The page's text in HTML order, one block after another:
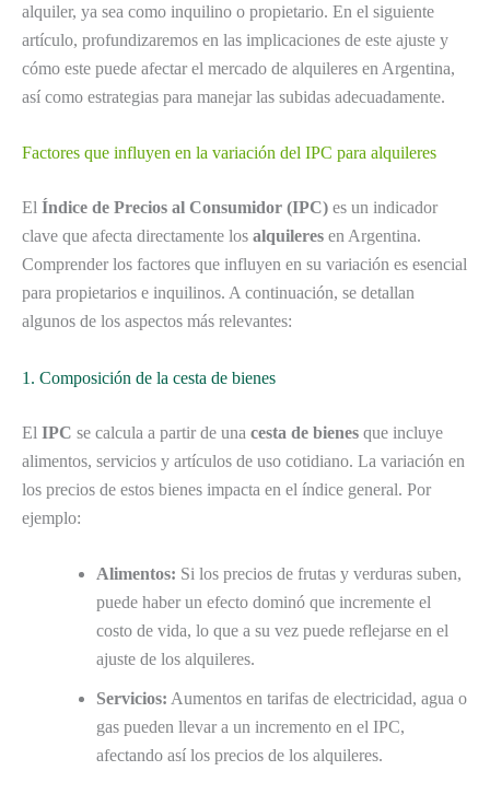
alquiler, ya sea como inquilino o propietario. En el siguiente
artículo, profundizaremos en las implicaciones de este ajuste y
cómo este puede afectar el mercado de alquileres en Argentina,
así como estrategias para manejar las subidas adecuadamente.
Factores que influyen en la variación del IPC para alquileres
El Índice de Precios al Consumidor (IPC) es un indicador
clave que afecta directamente los alquileres en Argentina.
Comprender los factores que influyen en su variación es esencial
para propietarios e inquilinos. A continuación, se detallan
algunos de los aspectos más relevantes:
1. Composición de la cesta de bienes
El IPC se calcula a partir de una cesta de bienes que incluye
alimentos, servicios y artículos de uso cotidiano. La variación en
los precios de estos bienes impacta en el índice general. Por
ejemplo:
Alimentos: Si los precios de frutas y verduras suben,
puede haber un efecto dominó que incremente el
costo de vida, lo que a su vez puede reflejarse en el
ajuste de los alquileres.
Servicios: Aumentos en tarifas de electricidad, agua o
gas pueden llevar a un incremento en el IPC,
afectando así los precios de los alquileres.